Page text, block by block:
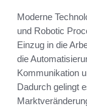
Moderne
und Robotic
Einzug in die
die
Kommunikation
Dadurch gelingt